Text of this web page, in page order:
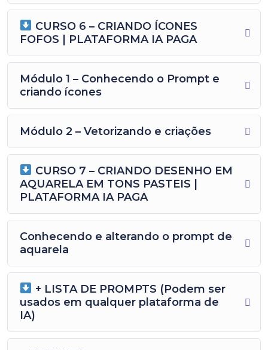
CURSO 6 – CRIANDO ÍCONES
FOFOS | PLATAFORMA IA PAGA
Módulo 1 – Conhecendo o Prompt e
criando ícones
Módulo 2 – Vetorizando e criações
CURSO 7 – CRIANDO DESENHO EM
AQUARELA EM TONS PASTEIS |
PLATAFORMA IA PAGA
Conhecendo e alterando o prompt de
aquarela
+ LISTA DE PROMPTS (Podem ser
usados em qualquer plataforma de
IA)